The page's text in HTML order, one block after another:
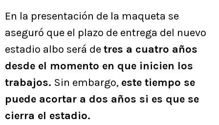
En la presentación de la maqueta se
aseguró que el plazo de entrega del nuevo
estadio albo será detres a cuatro años
desde el momento en que inicien los
trabajos. Sin embargo, este tiempo se
puede acortar a dos años si es que se
cierra el estadio.